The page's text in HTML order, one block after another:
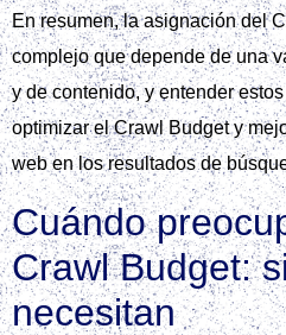
En resumen, la asignación del
complejo que depende de una
y de contenido, y entender
optimizar el Crawl Budget y
web en los resultados de
Cuándo
Crawl Budget:
necesitan